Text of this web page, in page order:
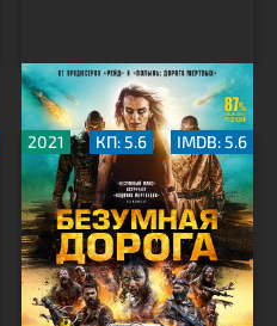
Безумная дорога
2021 КП: 5.6 IMDB: 5.6